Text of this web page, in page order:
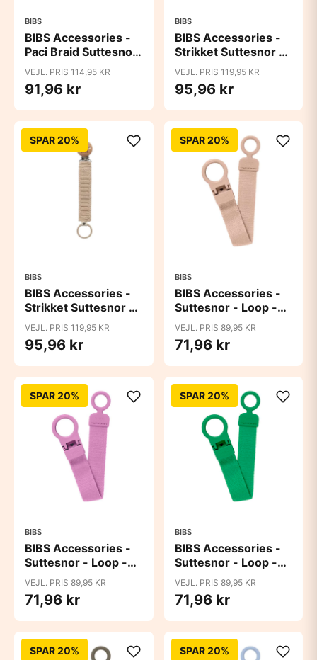
BIBS
BIBS Accessories -
Paci Braid Suttesnor
- Sand/Ivory
VEJL. PRIS 114,95 KR
91,96 kr
BIBS
BIBS Accessories -
Strikket Suttesnor -
Ivory
VEJL. PRIS 119,95 KR
95,96 kr
SPAR 20%
BIBS
BIBS Accessories -
Strikket Suttesnor -
Vanilla
VEJL. PRIS 119,95 KR
95,96 kr
SPAR 20%
BIBS
BIBS Accessories -
Suttesnor - Loop -
Blush
VEJL. PRIS 89,95 KR
71,96 kr
SPAR 20%
BIBS
BIBS Accessories -
Suttesnor - Loop -
Bubblegum
VEJL. PRIS 89,95 KR
71,96 kr
SPAR 20%
BIBS
BIBS Accessories -
Suttesnor - Loop -
Cactus
VEJL. PRIS 89,95 KR
71,96 kr
SPAR 20% SPAR 20%